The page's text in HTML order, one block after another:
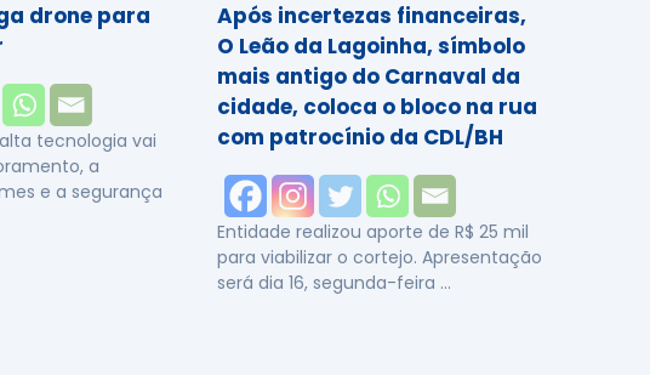
drone para
tecnologia vai
a
e a segurança
Após incertezas financeiras,
O Leão da Lagoinha, símbolo
mais antigo do Carnaval da
cidade, coloca o bloco na rua
com patrocínio da CDL/BH
Entidade realizou aporte de R$ 25 mil
para viabilizar o cortejo. Apresentação
será dia 16, segunda-feira …